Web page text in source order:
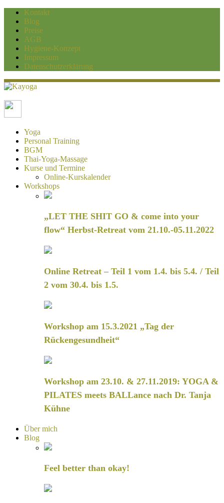
Kontakt
Blog
Preise
AGB
Hygiene-Konzept
Impressum
Datenschutzerklärung
Kayoga
Yoga und Personaltraining Duisburg
Yoga
Personal Training
BGM
Thai-Yoga-Massage
Kurse und Termine
Online-Kurskalender
Workshops
„LET THE SHIT GO & come into your
flow“ Herbst-Retreat vom 21.10.-05.11.2022
Online Retreat – Teil 1 vom 1.4. bis 5.4. / Teil
2 vom 30.4. bis 1.5.
Workshop am 15.3.2021 „Tag der
Rückengesundheit“
Workshop am 23.10. & 27.11.2019: YOGA &
PILATES meets BALLance nach Dr. Tanja
Kühne
Über mich
Blog
Feel better than okay!